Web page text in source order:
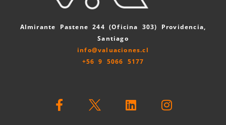
Almirante Pastene 244 (Oficina 303) Providencia,
Santiago
info@valuaciones.cl
+56 9 5066 5177
a i n